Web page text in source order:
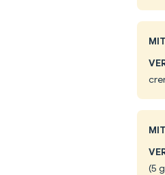
(5